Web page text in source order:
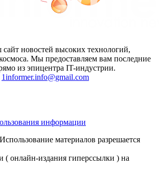
новостей высоких технологий,
Мы предоставляем вам последние
из эпицентра IT-индустрии.
1informer.info@gmail.com
информации
материалов разрешается
( онлайн-издания гиперссылки ) на